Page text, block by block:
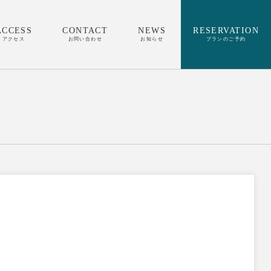
アクセス
CONTACT
お問い合わせ
NEWS
お知らせ
RESERVATION
プランのご予約